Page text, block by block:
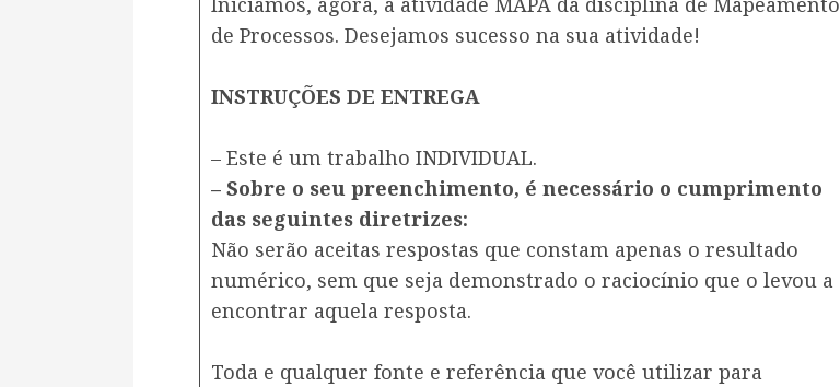
de Processos. Desejamos sucesso na sua atividade!
​INSTRUÇÕES DE ENTREGA
– ​Este é um trabalho INDIVIDUAL.
– Sobre o seu preenchimento, é necessário o cumprimento
das seguintes diretrizes:
Não serão aceitas respostas que constam apenas o resultado
numérico, sem que seja demonstrado o raciocínio que o levou a
encontrar aquela resposta.
Toda e qualquer fonte e referência que você utilizar para